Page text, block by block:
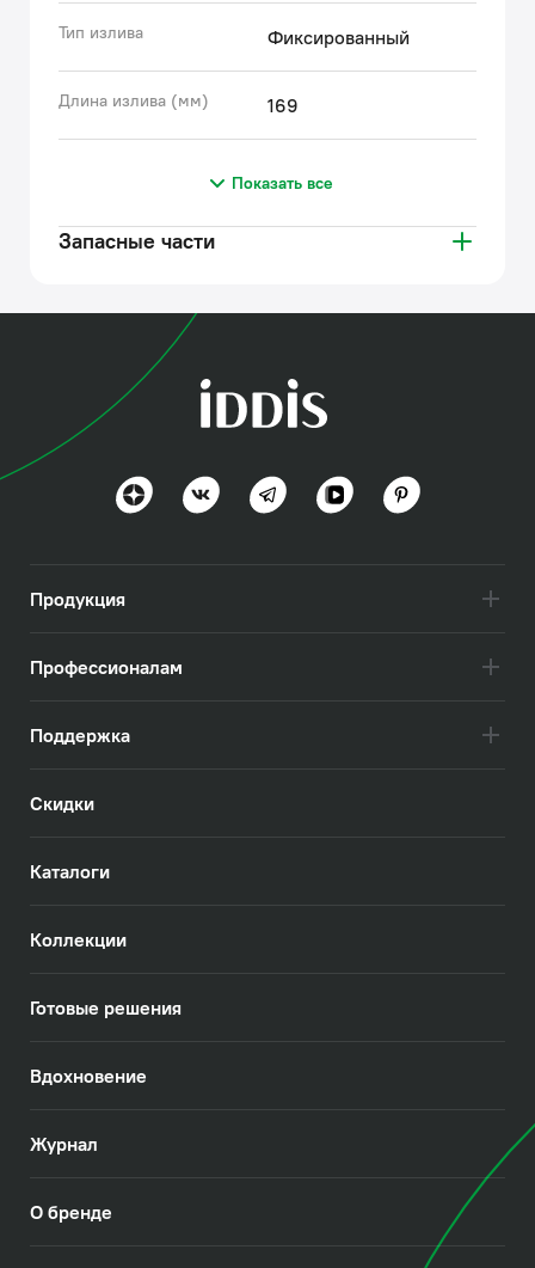
Тип излива Фиксированный
Длина излива (мм) 169
Показать все
Запасные части
Продукция
Профессионалам
Поддержка
Скидки
Каталоги
Коллекции
Готовые решения
Вдохновение
Журнал
О бренде